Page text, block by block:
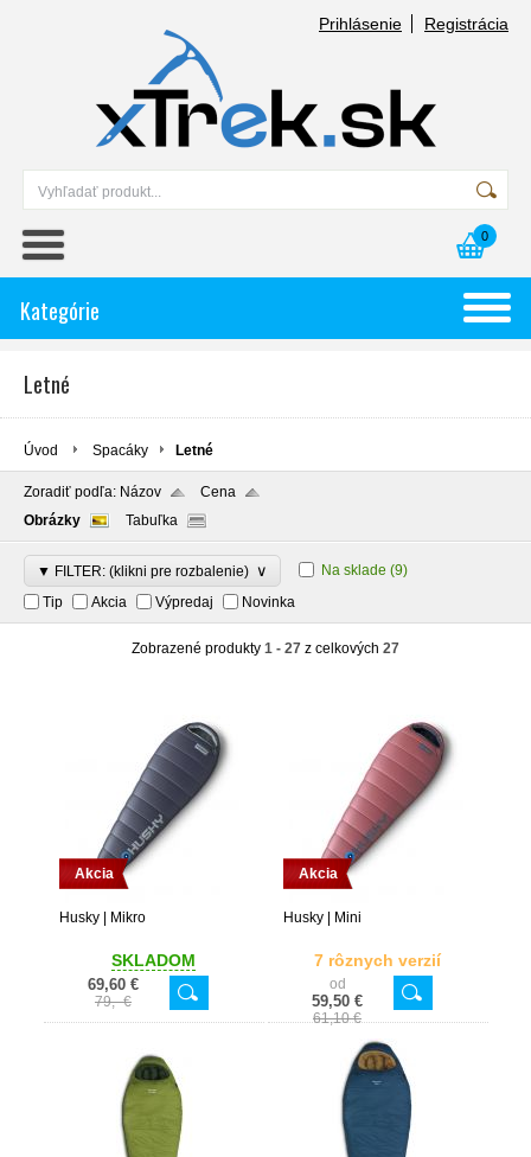
Prihlásenie Registrácia
0
Kategórie
Letné
Úvod Spacáky Letné
Zoradiť podľa: Názov
Cena
Obrázky
Tabuľka
▼ FILTER: (klikni pre rozbalenie) ∨ Na sklade (9)
Tip
Akcia Výpredaj Novinka
Zobrazené produkty 1 - 27 z celkových 27
Akcia
Husky | Mikro
SKLADOM
69,60 €
79,- €
Akcia
Husky | Mini
7 rôznych verzií
od
59,50 €
61,10 €